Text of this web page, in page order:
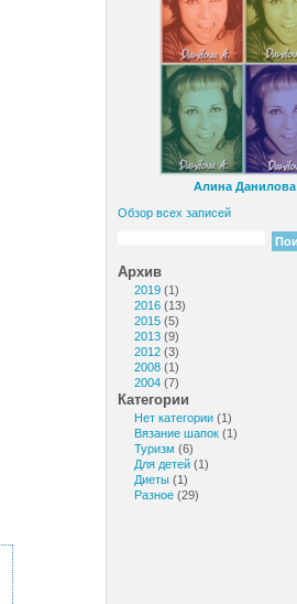
Алина Данилова
Обзор всех записей
Архив
2019 (1)
2016 (13)
2015 (5)
2013 (9)
2012 (3)
2008 (1)
2004 (7)
Категории
Нет категории (1)
Вязание шапок (1)
Туризм (6)
Для детей (1)
Диеты (1)
Разное (29)